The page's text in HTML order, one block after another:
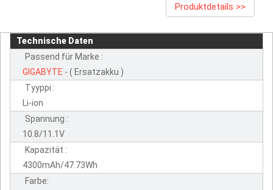
Produktdetails >>
Technische Daten
Passend für Marke :
GIGABYTE - ( Ersatzakku )
Tyyppi :
Li-ion
Spannung :
10.8/11.1V
Kapazität :
4300mAh/47.73Wh
Farbe: